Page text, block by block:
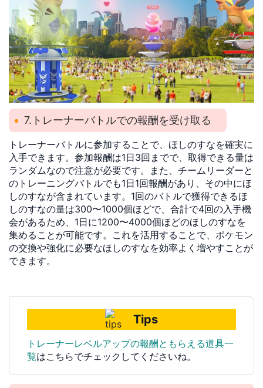
7.トレーナーバトルでの報酬を受け取る
トレーナーバトルに参加することで、ほしのすなを確実に
入手できます。参加報酬は1日3回までで、取得できる量は
ランダムなので注意が必要です。また、チームリーダーと
のトレーニングバトルでも1日1回報酬があり、その中にほ
しのすなが含まれています。1回のバトルで獲得できるほ
しのすなの量は300〜1000個ほどで、合計で4回の入手機
会があるため、1日に1200〜4000個ほどのほしのすなを
集めることが可能です。これを活用することで、ポケモン
の交換や強化に必要なほしのすなを効率よく増やすことが
できます。
Tips
トレーナーレベルアップの報酬ともらえる道具一
覧はこちらでチェックしてくださいね。